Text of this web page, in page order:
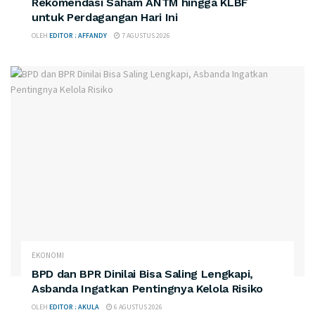
untuk Perdagangan Hari Ini
OLEH EDITOR : AFFANDY 7 AGUSTUS 2026
EKONOMI
BPD dan BPR Dinilai Bisa Saling Lengkapi,
Asbanda Ingatkan Pentingnya Kelola Risiko
OLEH EDITOR : AKULA 6 AGUSTUS 2026